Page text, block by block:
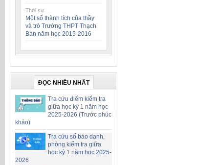
Thời sự
Một số thành tích của thầy
và trò Trường THPT Thạch
Bàn năm học 2015-2016
ĐỌC NHIỀU NHẤT
Tra cứu điểm kiểm tra
giữa học kỳ 1 năm học
2025-2026 (Trước phúc
khảo)
Tra cứu số báo danh,
phòng kiểm tra giữa
học kỳ 1 năm học 2025-
2026